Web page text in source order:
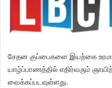
சேதன குப்பைகளை இயற்கை
யாழ்ப்பாணத்தில் எதிர்வரும்
வைக்கப்படவுள்ளது.